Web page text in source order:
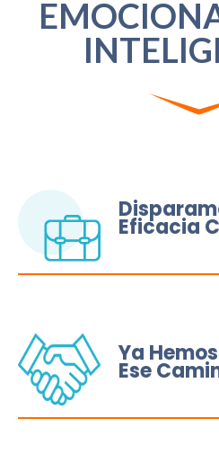
Eficacia
Ya
Ese